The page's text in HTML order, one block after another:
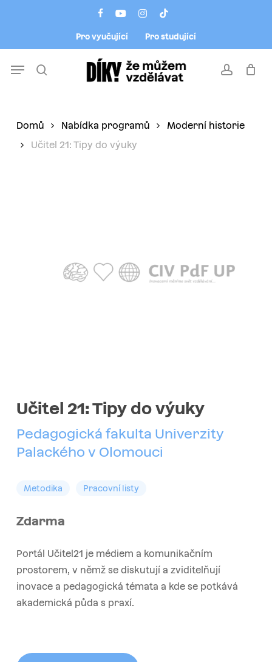
facebookyoutubeinstagram
tiktok
Pro vyučující Pro studující
account
Menu
Domů Nabídka programů
Moderní historie
Učitel 21: Tipy do výuky
Učitel 21: Tipy do výuky
Pedagogická fakulta Univerzity
Palackého v Olomouci
Metodika Pracovní listy
Zdarma
Portál Učitel21 je médiem a komunikačním
prostorem, v němž se diskutují a zviditelňují
inovace a pedagogická témata a kde se potkává
akademická půda s praxí.